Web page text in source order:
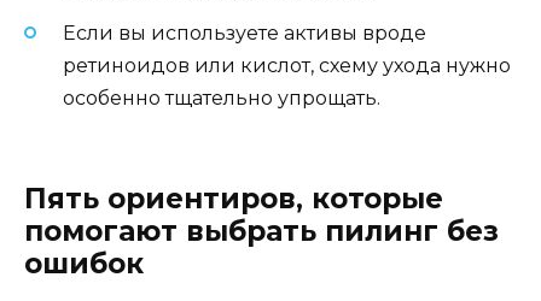
Если вы используете активы вроде
ретиноидов или кислот, схему ухода нужно
особенно тщательно упрощать.
Пять ориентиров, которые
помогают выбрать пилинг без
ошибок